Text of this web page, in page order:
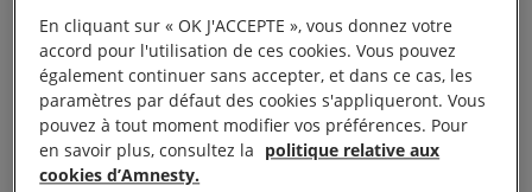
Les inscriptions sont ouvertes pour participer à cette
marche :sur la plateforme dédiée !
N’oubliez pas de renseigner votre code parrainage
pour être mis en lien avec le groupe organisateur :
702725e
En cliquant sur « OK J'ACCEPTE », vous donnez votre
accord pour l'utilisation de ces cookies. Vous pouvez
également continuer sans accepter, et dans ce cas, les
paramètres par défaut des cookies s'appliqueront. Vous
pouvez à tout moment modifier vos préférences. Pour
en savoir plus, consultez la politique relative aux
cookies d’Amnesty.